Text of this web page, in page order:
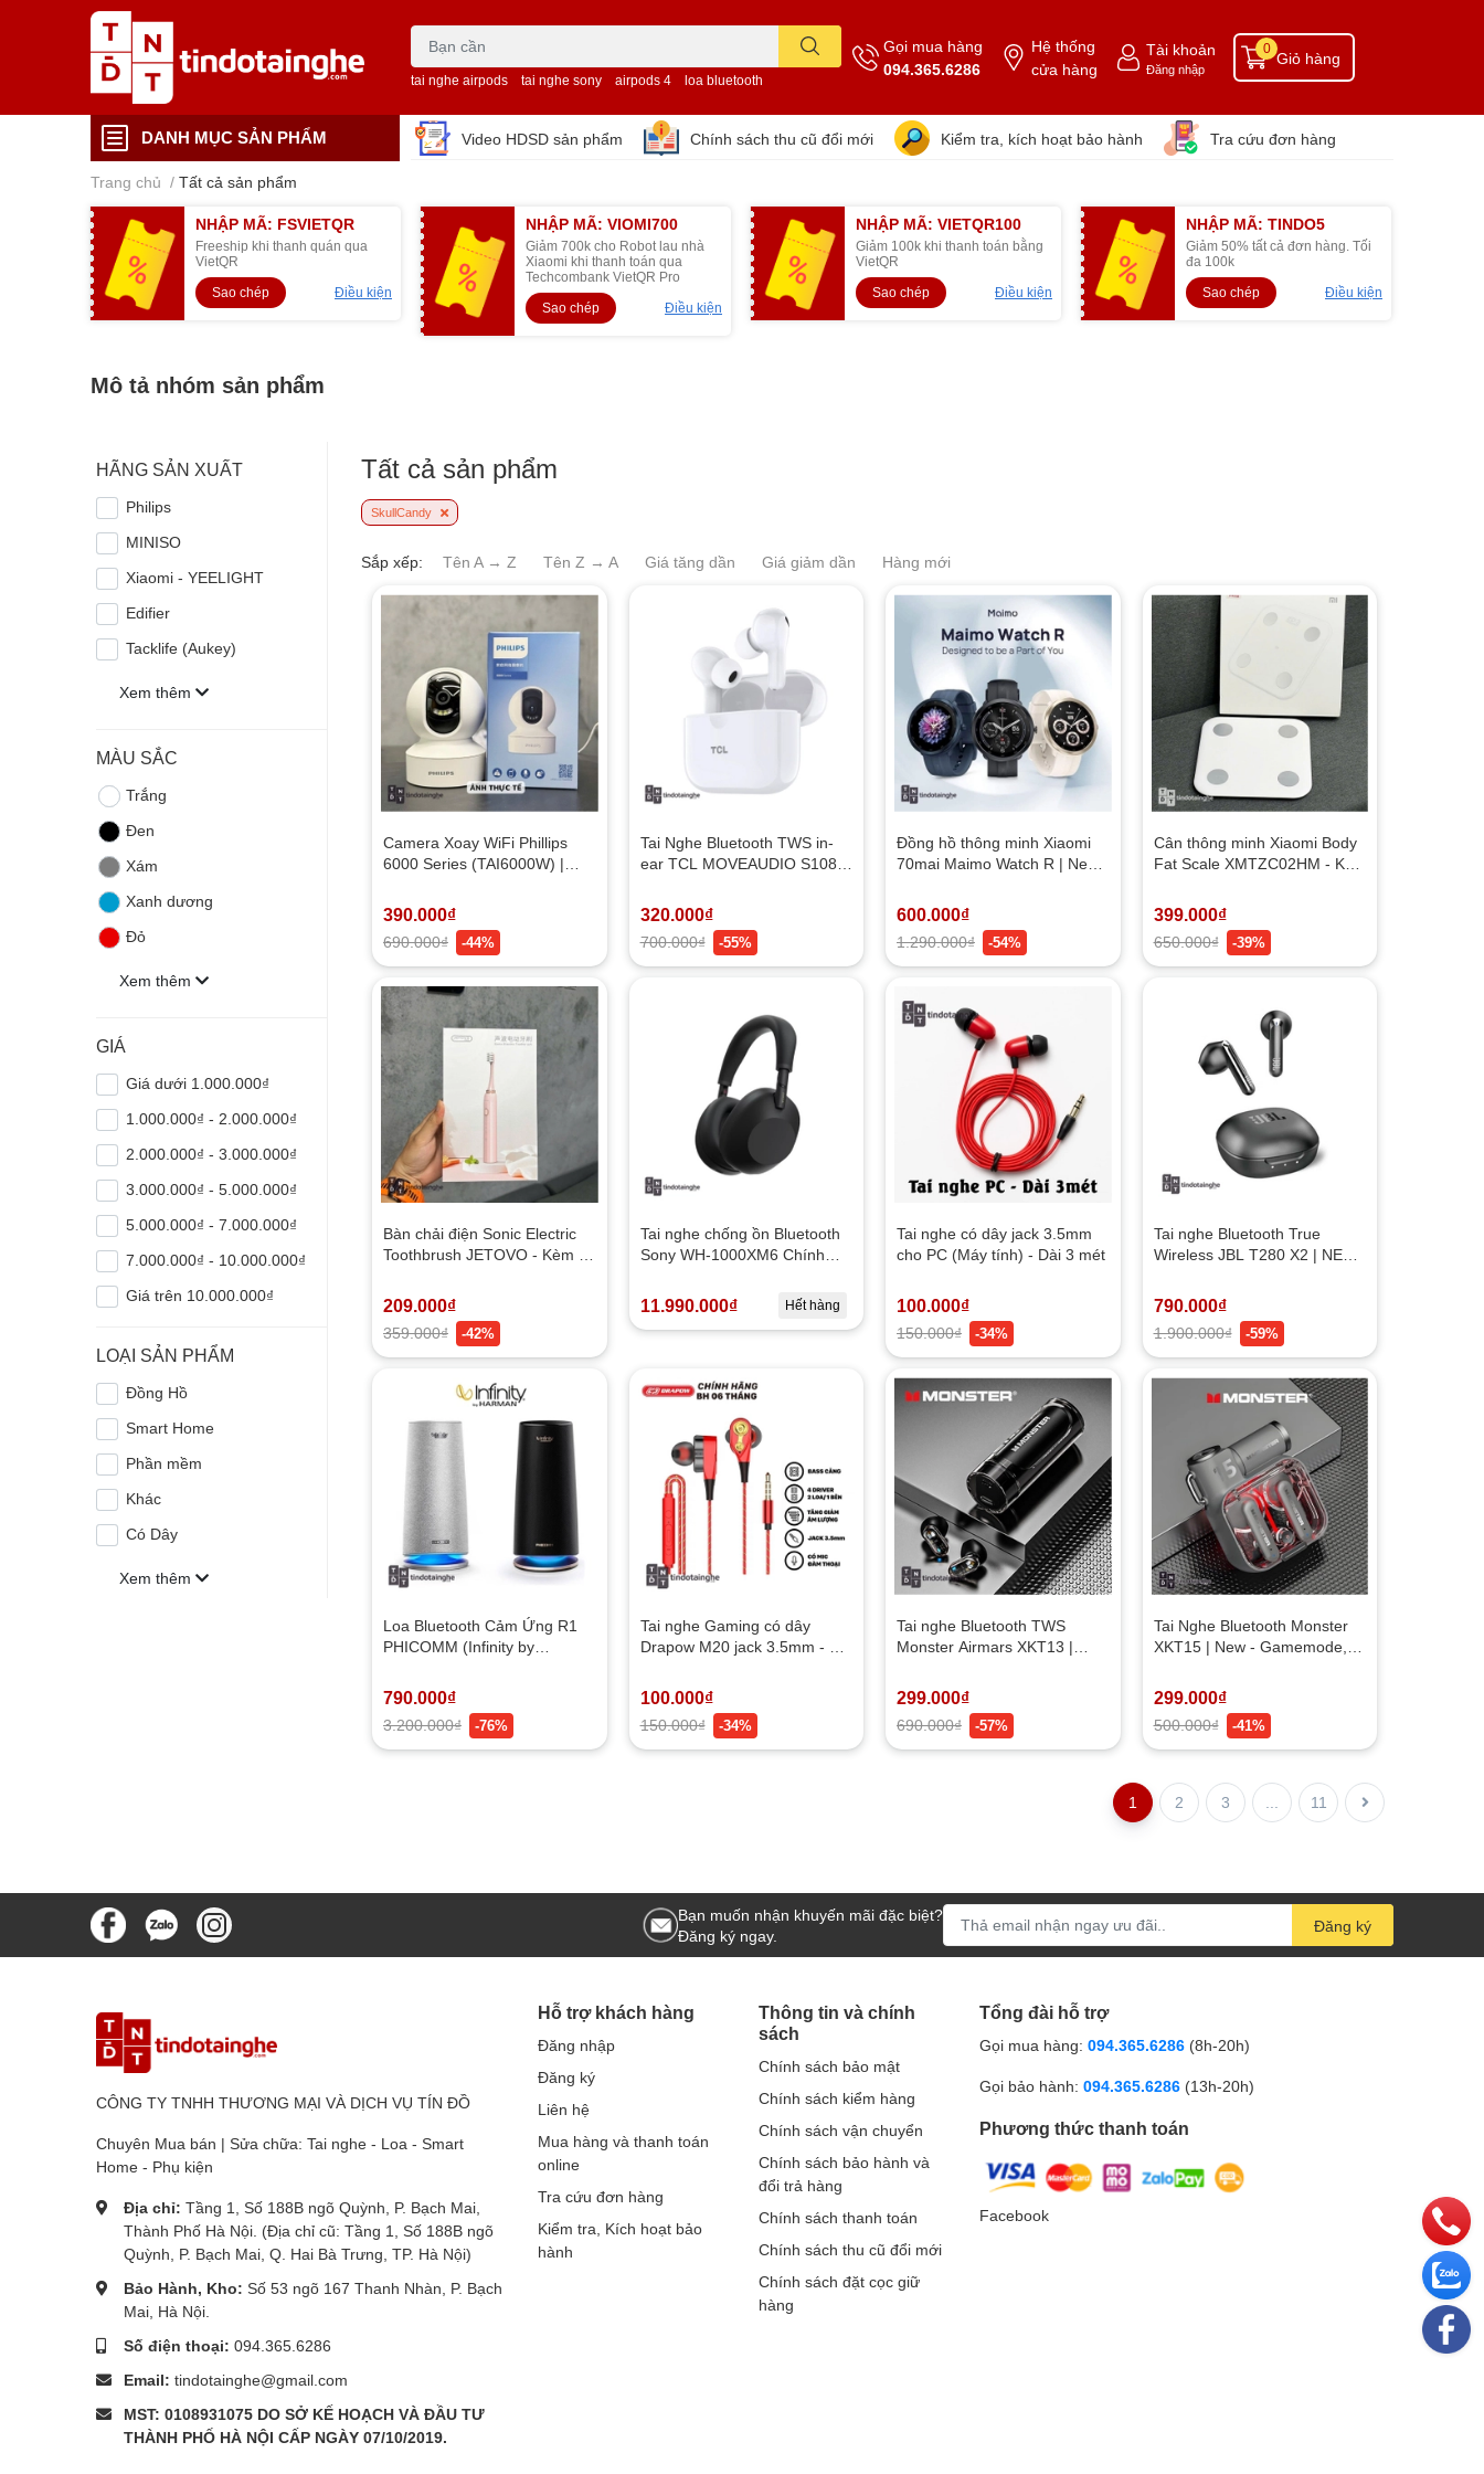
tai nghe airpods tai nghe sony airpods 4 loa bluetooth
Gọi mua hàng
094.365.6286
Hệ thống
cửa hàng
Tài khoản
Đăng nhập
Giỏ hàng
0
DANH MỤC SẢN PHẨM Video HDSD sản phẩm Chính sách thu cũ đổi mới Kiểm tra, kích hoạt bảo hành Tra cứu đơn hàng
Trang chủ / Tất cả sản phẩm
NHẬP MÃ: FSVIETQR
Freeship khi thanh quán qua
VietQR
Sao chép
Điều kiện
NHẬP MÃ: VIOMI700
Giảm 700k cho Robot lau nhà
Xiaomi khi thanh toán qua
Techcombank VietQR Pro
Sao chép
Điều kiện
NHẬP MÃ: VIETQR100
Giảm 100k khi thanh toán bằng
VietQR
Sao chép
Điều kiện
NHẬP MÃ: TINDO5
Giảm 50% tất cả đơn hàng. Tối
đa 100k
Sao chép
Điều kiện
Mô tả nhóm sản phẩm
HÃNG SẢN XUẤT
Philips
MINISO
Xiaomi - YEELIGHT
Edifier
Tacklife (Aukey)
Xem thêm
MÀU SẮC
Trắng
Đen
Xám
Xanh dương
Đỏ
Xem thêm
GIÁ
Giá dưới 1.000.000₫
1.000.000₫ - 2.000.000₫
2.000.000₫ - 3.000.000₫
3.000.000₫ - 5.000.000₫
5.000.000₫ - 7.000.000₫
7.000.000₫ - 10.000.000₫
Giá trên 10.000.000₫
LOẠI SẢN PHẨM
Đồng Hồ
Smart Home
Phần mềm
Khác
Có Dây
Xem thêm
Tất cả sản phẩm
SkullCandy
Sắp xếp: Tên A → Z Tên Z → A Giá tăng dần Giá giảm dần Hàng mới
Camera Xoay WiFi Phillips
6000 Series (TAI6000W) |
2 chiều, App tiếng việt
390.000₫
690.000₫ -44%
Tai Nghe Bluetooth TWS in-
ear TCL MOVEAUDIO S108 |
320.000₫
700.000₫ -55%
Đồng hồ thông minh Xiaomi
70mai Maimo Watch R | New -
600.000₫
1.290.000₫ -54%
Cân thông minh Xiaomi Body
Fat Scale XMTZC02HM - Kết
399.000₫
650.000₫ -39%
Bàn chải điện Sonic Electric
Toothbrush JETOVO - Kèm 2
209.000₫
359.000₫ -42%
Tai nghe chống ồn Bluetooth
Sony WH-1000XM6 Chính
11.990.000₫ Hết hàng
Tai nghe có dây jack 3.5mm
cho PC (Máy tính) - Dài 3 mét
100.000₫
150.000₫ -34%
Tai nghe Bluetooth True
Wireless JBL T280 X2 | NEW
Bluetooth 5.3
790.000₫
1.900.000₫ -59%
Loa Bluetooth Cảm Ứng R1
PHICOMM (Infinity by
790.000₫
3.200.000₫ -76%
Tai nghe Gaming có dây
Drapow M20 jack 3.5mm - 4
100.000₫
150.000₫ -34%
Tai nghe Bluetooth TWS
Monster Airmars XKT13 |
Sound Quality, Bluetooth 5.3
299.000₫
690.000₫ -57%
Tai Nghe Bluetooth Monster
XKT15 | New - Gamemode,
5.3
299.000₫
500.000₫ -41%
1 2 3 ... 11
Bạn muốn nhận khuyến mãi đặc biệt?
Đăng ký ngay.
Đăng ký
CÔNG TY TNHH THƯƠNG MẠI VÀ DỊCH VỤ TÍN ĐỒ
Chuyên Mua bán | Sửa chữa: Tai nghe - Loa - Smart
Home - Phụ kiện
Địa chỉ: Tầng 1, Số 188B ngõ Quỳnh, P. Bạch Mai,
Thành Phố Hà Nội. (Địa chỉ cũ: Tầng 1, Số 188B ngõ
Quỳnh, P. Bạch Mai, Q. Hai Bà Trưng, TP. Hà Nội)
Bảo Hành, Kho: Số 53 ngõ 167 Thanh Nhàn, P. Bạch
Mai, Hà Nội.
Số điện thoại: 094.365.6286
Email: tindotainghe@gmail.com
MST: 0108931075 DO SỞ KẾ HOẠCH VÀ ĐẦU TƯ
THÀNH PHỐ HÀ NỘI CẤP NGÀY 07/10/2019.
Hỗ trợ khách hàng
Đăng nhập
Đăng ký
Liên hệ
Mua hàng và thanh toán
online
Tra cứu đơn hàng
Kiểm tra, Kích hoạt bảo
hành
Thông tin và chính
sách
Chính sách bảo mật
Chính sách kiểm hàng
Chính sách vận chuyển
Chính sách bảo hành và
đổi trả hàng
Chính sách thanh toán
Chính sách thu cũ đổi mới
Chính sách đặt cọc giữ
hàng
Tổng đài hỗ trợ
Gọi mua hàng: 094.365.6286 (8h-20h)
Gọi bảo hành: 094.365.6286 (13h-20h)
Phương thức thanh toán
Facebook